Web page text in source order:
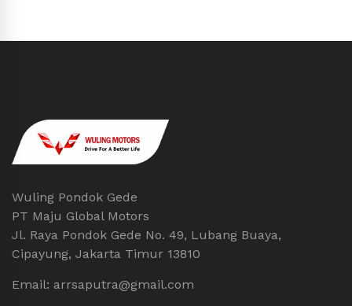
Wuling Pondok Gede
PT Maju Global Motors
Jl. Raya Pondok Gede No. 49, Lubang Buaya,
Cipayung, Jakarta Timur 13810
Email: arrsaputra@gmail.com